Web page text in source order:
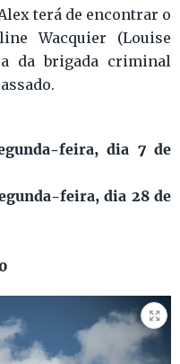
terá de encontrar o
Wacquier (Louise
da brigada criminal
feira, dia 7 de
feira, dia 28 de